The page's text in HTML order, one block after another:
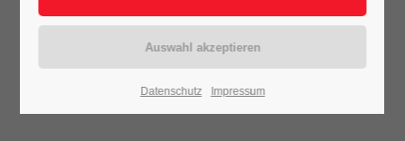
Datenschutz Impressum